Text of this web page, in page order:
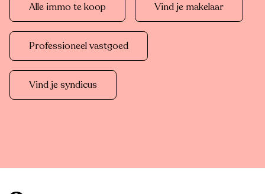
Alle immo te koop Vind je makelaar
Professioneel vastgoed
Vind je syndicus